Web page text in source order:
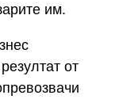
им.
от